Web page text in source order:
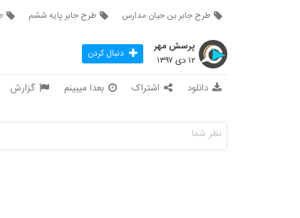
طرح جابر بن حیان مدارس
طرح جابر پایه ششم
پرسش مهر
۱۲ دی ۱۳۹۷ دنبال کردن
دانلود اشتراک بعدا میبینم گزارش